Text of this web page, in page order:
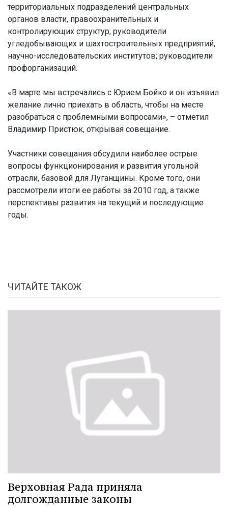
территориальных подразделений центральных
органов власти, правоохранительных и
контролирующих структур; руководители
угледобывающих и шахтостроительных предприятий,
научно-исследовательских институтов; руководители
профорганизаций.
«В марте мы встречались с Юрием Бойко и он изъявил
желание лично приехать в область, чтобы на месте
разобраться с проблемными вопросами», – отметил
Владимир Пристюк, открывая совещание.
Участники совещания обсудили наиболее острые
вопросы функционирования и развития угольной
отрасли, базовой для Луганщины. Кроме того, они
рассмотрели итоги ее работы за 2010 год, а также
перспективы развития на текущий и последующие
годы.
ЧИТАЙТЕ ТАКОЖ
Верховная Рада приняла
долгожданные законы